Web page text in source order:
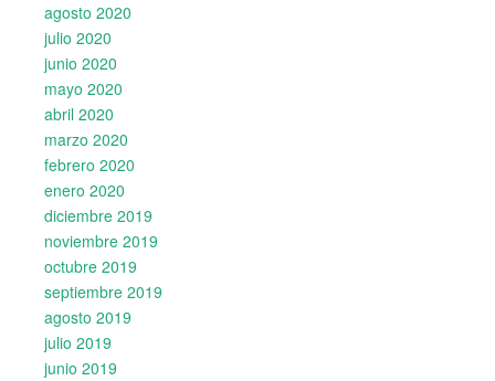
agosto 2020
julio 2020
junio 2020
mayo 2020
abril 2020
marzo 2020
febrero 2020
enero 2020
diciembre 2019
noviembre 2019
octubre 2019
septiembre 2019
agosto 2019
julio 2019
junio 2019